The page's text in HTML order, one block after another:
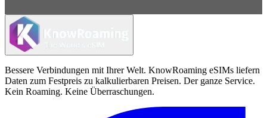
Bessere Verbindungen mit Ihrer Welt. KnowRoaming eSIMs liefern
Daten zum Festpreis zu kalkulierbaren Preisen. Der ganze Service.
Kein Roaming. Keine Überraschungen.